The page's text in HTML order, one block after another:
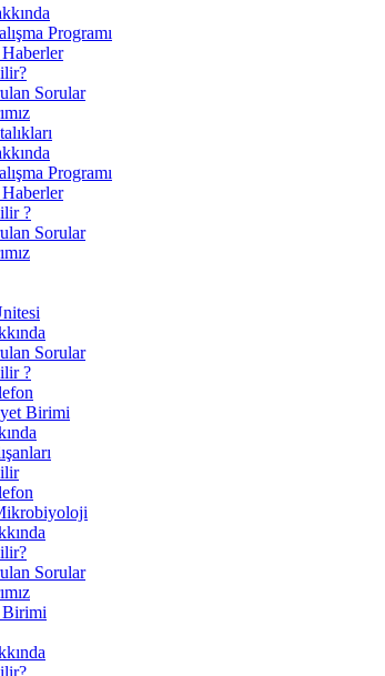
Programı
Sorular
Programı
?
Sorular
Sorular
?
Birimi
Sorular
Birimi